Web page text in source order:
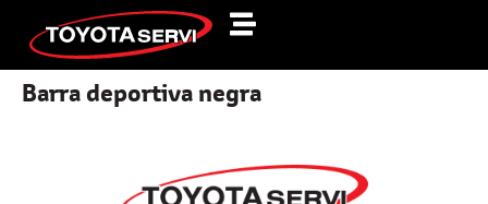
Barra deportiva negra